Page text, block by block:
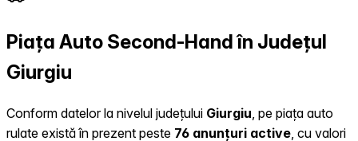
Piața Auto Second-Hand în Județul
Giurgiu
Conform datelor la nivelul județului Giurgiu , pe piața auto
rulate există în prezent peste 76 anunțuri active , cu valori